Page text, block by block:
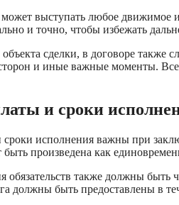
выступать любое движимое
и точно, чтобы избежать
сделки, в договоре также
и иные важные моменты.
и сроки
исполнения важны при
произведена как
обязательств также должны быть
должны быть предоставлены в